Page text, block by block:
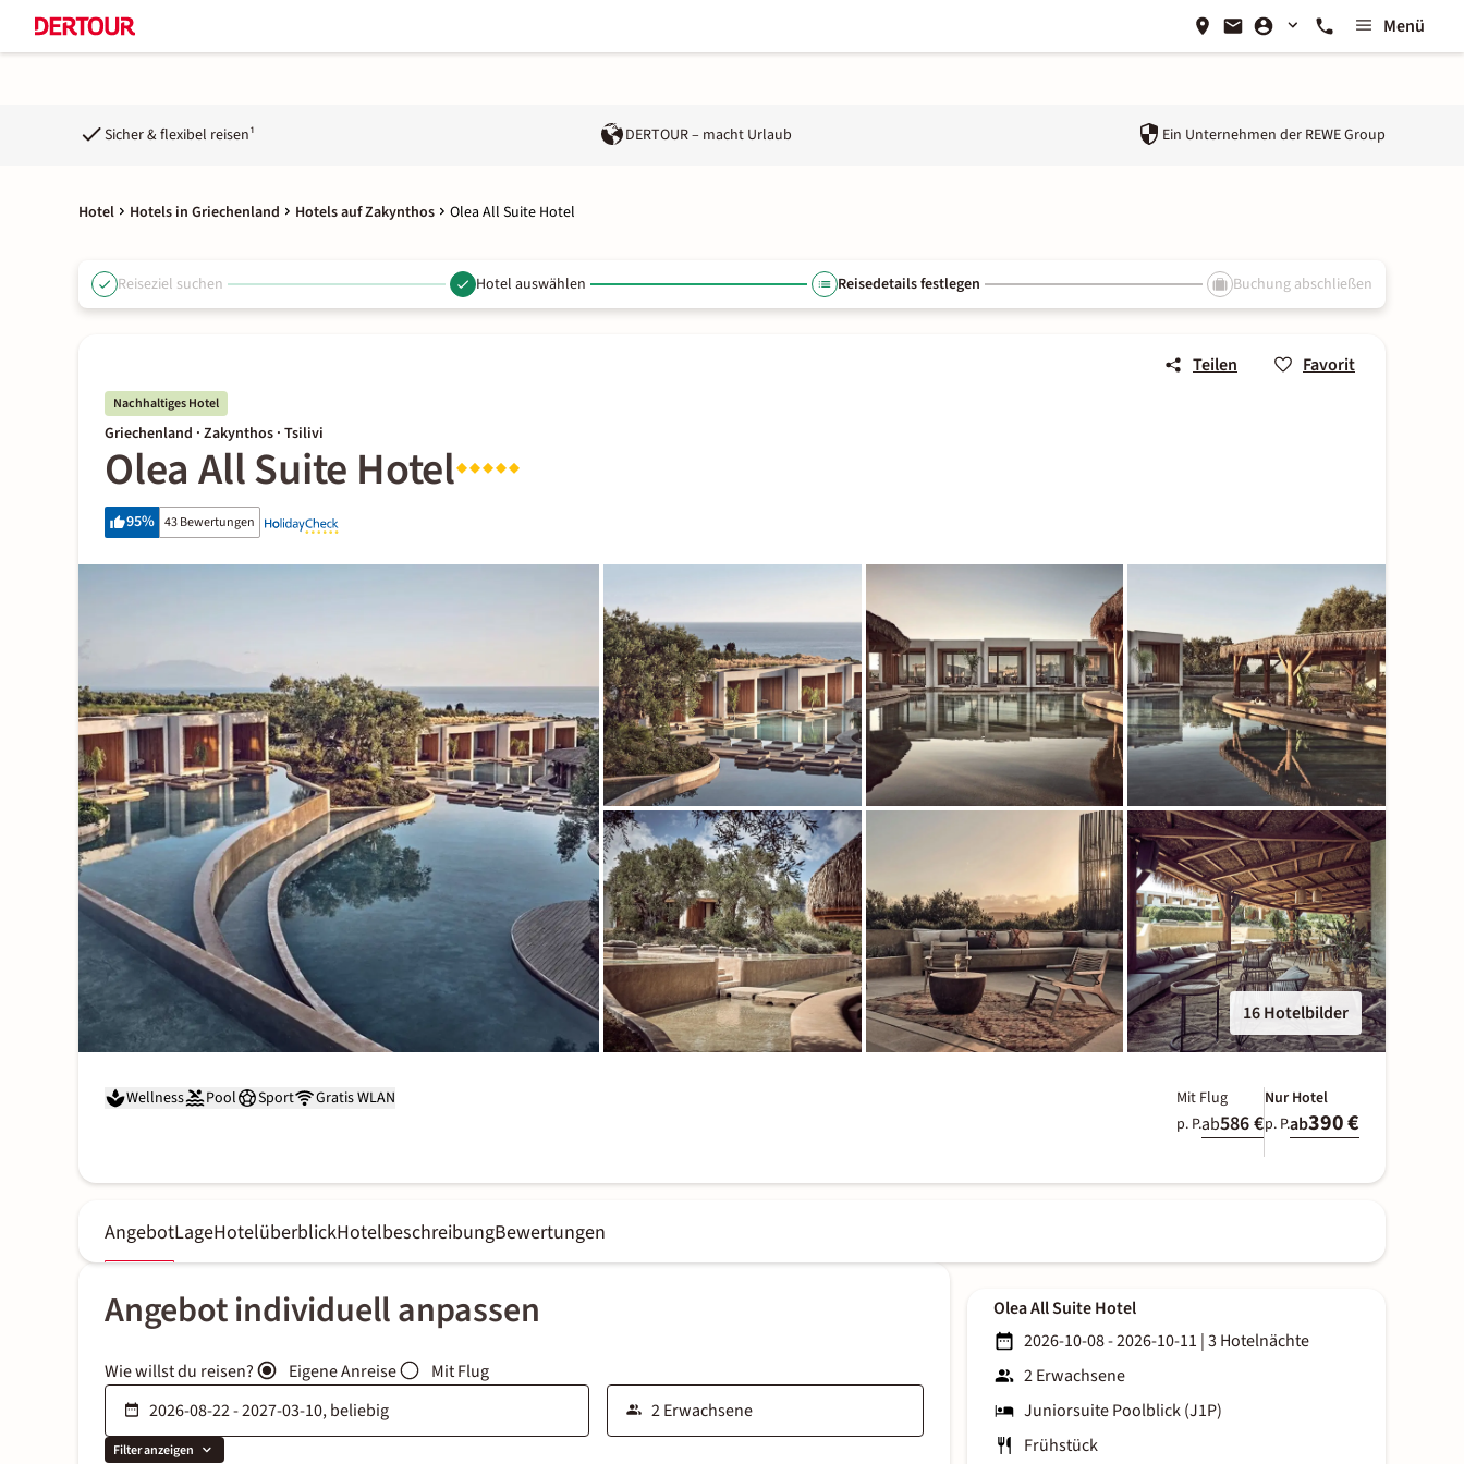
Menü
Sicher & flexibel reisen¹ DERTOUR – macht Urlaub Ein Unternehmen der REWE Group
Hotel Hotels in Griechenland Hotels auf Zakynthos Olea All Suite Hotel
Reiseziel suchen Hotel auswählen Reisedetails festlegen Buchung abschließen
Teilen Favorit
Nachhaltiges Hotel
Griechenland · Zakynthos · Tsilivi
Olea All Suite Hotel
95% 43 Bewertungen
16 Hotelbilder
Wellness Pool Sport Gratis WLAN
Mit Flug
p. P.ab586 €
Nur Hotel
p. P.ab390 €
AngebotLageHotelüberblickHotelbeschreibungBewertungen
Angebot individuell anpassen
Wie willst du reisen? Eigene Anreise Mit Flug
Filter anzeigen
Olea All Suite Hotel
2026-10-08 - 2026-10-11 |3 Hotelnächte
2 Erwachsene
Juniorsuite Poolblick (J1P)
Frühstück